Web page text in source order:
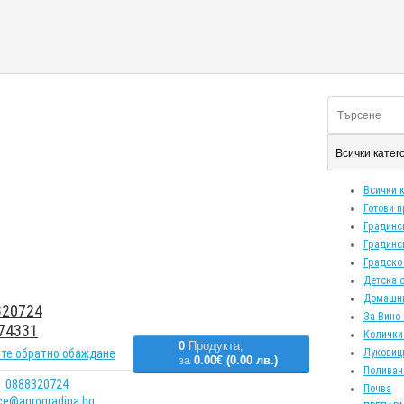
обратно обаждане
0888320724
0 Продукта,
за 0.00€ (0.00 лв.)
Всички
Всички
Готови
Детска
За Вино
Почва